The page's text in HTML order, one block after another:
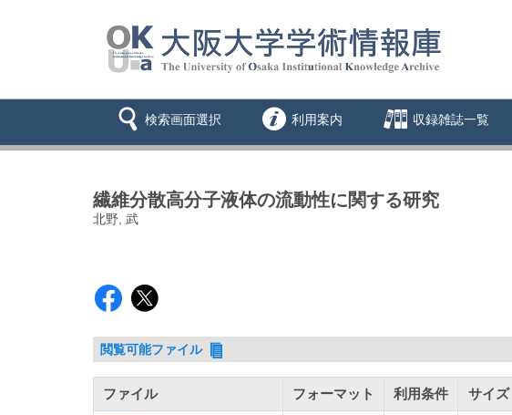
検索画面選択 利用案内 収録雑誌一覧
繊維分散高分子液体の流動性に関する研究
北野, 武
閲覧可能ファイル
ファイル フォーマット 利用条件 サイズ